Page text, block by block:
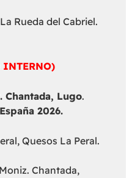
Rueda del Cabriel.
INTERNO)
Chantada, Lugo.
2026.
Quesos La Peral.
Chantada,